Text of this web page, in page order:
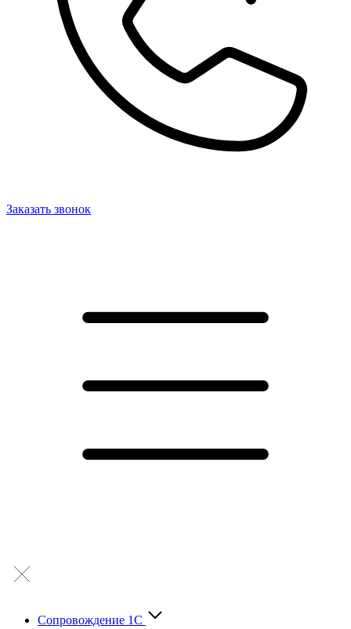
Заказать звонок
Сопровождение 1С